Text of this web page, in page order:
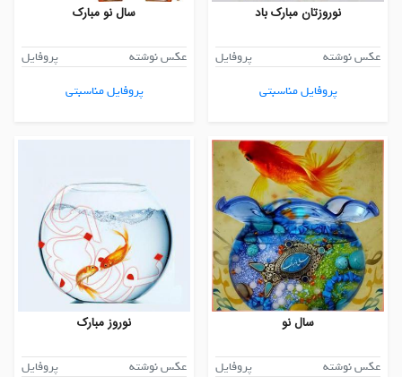
نوروزتان مبارک باد
عکس نوشته
پروفایل
پروفایل مناسبتی
سال نو مبارک
عکس نوشته
پروفایل
پروفایل مناسبتی
سال نو
عکس نوشته
پروفایل
نوروز مبارک
عکس نوشته
پروفایل